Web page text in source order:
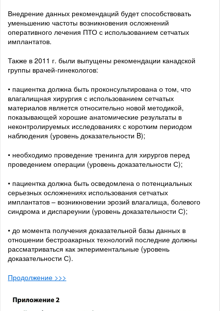
Внедрение данных рекомендаций будет способствовать
уменьшению частоты возникновения осложнений
оперативного лечения ПТО с использованием сетчатых
имплантатов.
Также в 2011 г. были выпущены рекомендации канадской
группы врачей-гинекологов:
• пациентка должна быть проконсультирована о том, что
влагалищная хирургия с использованием сетчатых
материалов является относительно новой методикой,
показывающей хорошие анатомические результаты в
неконтролируемых исследованиях с коротким периодом
наблюдения (уровень доказательности B);
• необходимо проведение тренинга для хирургов перед
проведением операции (уровень доказательности С);
• пациентка должна быть осведомлена о потенциальных
серьезных осложнениях использования сетчатых
имплантатов – возникновении эрозий влагалища, болевого
синдрома и диспареунии (уровень доказательности С);
• до момента получения доказательной базы данных в
отношении бестроакарных технологий последние должны
рассматриваться как экпериментальные (уровень
доказательности С).
Продолжение >>>